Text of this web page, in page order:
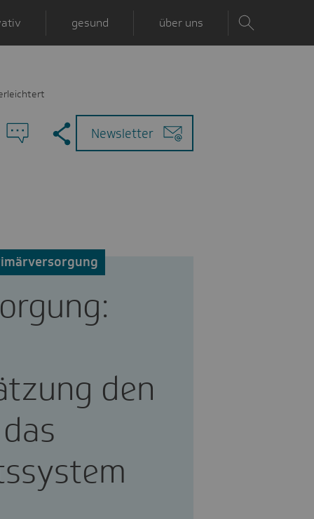
gesund über uns
Zu
den
Kommentaren
MailNewsletter
den